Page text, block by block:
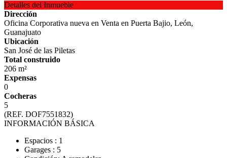
Detalles del Inmueble
Dirección
Oficina Corporativa nueva en Venta en Puerta Bajio, León,
Guanajuato
Ubicación
San José de las Piletas
Total construido
206 m²
Expensas
0
Cocheras
5
(REF. DOF7551832)
INFORMACIÓN BÁSICA
Espacios : 1
Garages : 5